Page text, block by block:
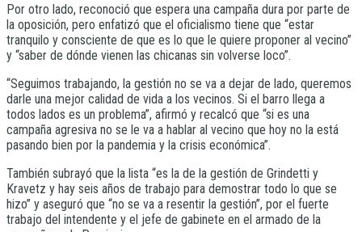
Por otro lado, reconoció que espera una campaña dura por parte de
la oposición, pero enfatizó que el oficialismo tiene que “estar
tranquilo y consciente de que es lo que le quiere proponer al vecino”
y “saber de dónde vienen las chicanas sin volverse loco”.
“Seguimos trabajando, la gestión no se va a dejar de lado, queremos
darle una mejor calidad de vida a los vecinos. Si el barro llega a
todos lados es un problema”, afirmó y recalcó que “si es una
campaña agresiva no se le va a hablar al vecino que hoy no la está
pasando bien por la pandemia y la crisis económica”.
También subrayó que la lista “es la de la gestión de Grindetti y
Kravetz y hay seis años de trabajo para demostrar todo lo que se
hizo” y aseguró que “no se va a resentir la gestión”, por el fuerte
trabajo del intendente y el jefe de gabinete en el armado de la